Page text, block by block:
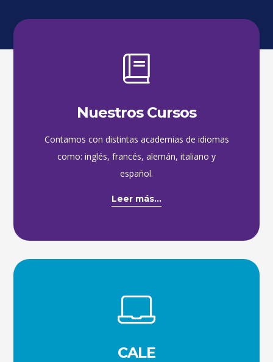
Nuestros Cursos
Contamos con distintas academias de idiomas
como: inglés, francés, alemán, italiano y
español.
Leer más...
CALE